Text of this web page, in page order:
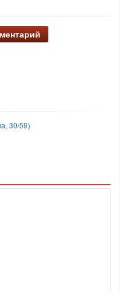
30/59)